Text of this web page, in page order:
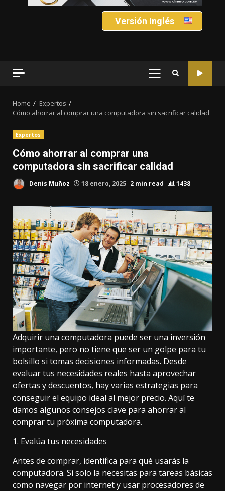
Versión Inglés
PRIMARY
Home
Expertos
Cómo ahorrar al comprar una computadora sin sacrificar calidad
Expertos
Cómo ahorrar al comprar una
computadora sin sacrificar calidad
Denis Muñoz 18 enero, 2025 2 min read 1438
Adquirir una computadora puede ser una inversión
importante, pero no tiene que ser un golpe para tu
bolsillo si tomas decisiones informadas. Desde
evaluar tus necesidades reales hasta aprovechar
ofertas y descuentos, hay varias estrategias para
conseguir el equipo ideal al mejor precio. Aquí te
damos algunos consejos clave para ahorrar al
comprar tu próxima computadora.
1. Evalúa tus necesidades
Antes de comprar, identifica para qué usarás la
computadora. Si solo la necesitas para tareas básicas
como navegar por internet y usar procesadores de